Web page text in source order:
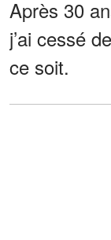
Après 30
j’ai cessé
ce soit.